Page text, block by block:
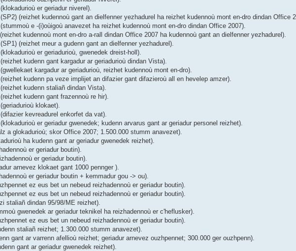
er geriadur niverel).
(reizhet kudennoù gant an dielfenner yezhadurel ha reizhet kudennoù mont en-dro dindan Office
e -(i)oùigoù anavezet ha reizhet kudennoù mont en-dro dindan Office 2007).
kudennoù mont en-dro a-rall dindan Office 2007 ha kudennoù gant an dielfenner yezhadurel).
(reizhet meur a gudenn gant an dielfenner yezhadurel).
er geriadurioù, gwenedek dreist-holl).
kudenn gant kargadur ar geriadurioù dindan Vista).
kargadur ar geriadurioù, reizhet kudennoù mont en-dro).
kudenn pa veze implijet an difazier gant difazieroù all en hevelep amzer).
kudenn staliañ dindan Vista).
kudenn gant frazennoù re hir).
klokaet).
kevreadurel enkorfet da vat).
er geriadur gwenedek; kudenn arvarus gant ar geriadur personel reizhet).
a glokadurioù; skor Office 2007; 1.500.000 stumm anavezet).
ha kudenn gant ar geriadur gwenedek reizhet).
er geriadur boutin).
er geriadur boutin).
arnevez klokaet gant 1000 pennger ).
er geriadur boutin + kemmadur gou -> ou).
ez eus bet un nebeud reizhadennoù er geriadur boutin).
ez eus bet un nebeud reizhadennoù er geriadur boutin).
staliañ dindan 95/98/ME reizhet).
gwenedek ar geriadur teknikel ha reizhadennoù er c'heflusker).
ez eus bet un nebeud reizhadennoù er geriadur boutin).
staliañ reizhet; 1.300.000 stumm anavezet).
gant ar varrenn afellioù reizhet; geriadur arnevez ouzhpennet; 300.000 ger ouzhpenn).
gant ar geriadur gwenedek reizhet).